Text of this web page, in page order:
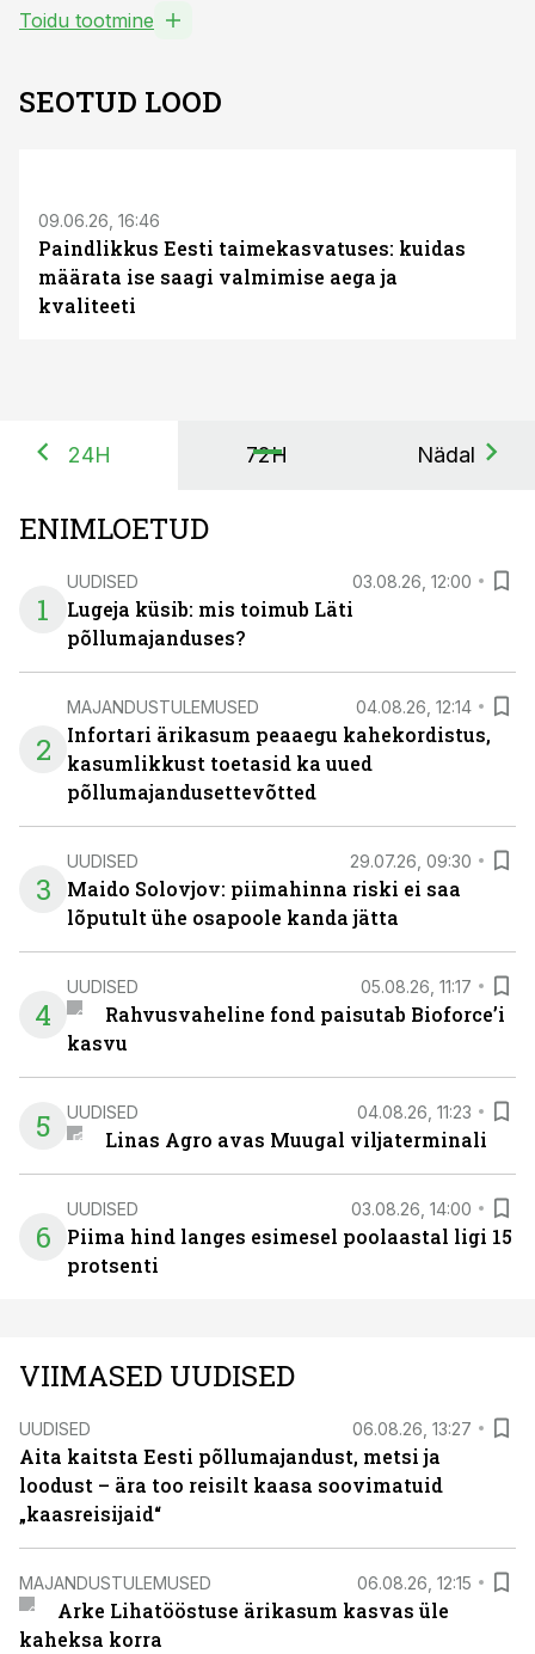
Toidu tootmine
SEOTUD LOOD
09.06.26, 16:46
Paindlikkus Eesti taimekasvatuses: kuidas
määrata ise saagi valmimise aega ja
kvaliteeti
24H 72H Nädal
ENIMLOETUD
1
UUDISED 03.08.26, 12:00
Lugeja küsib: mis toimub Läti
põllumajanduses?
2
MAJANDUSTULEMUSED 04.08.26, 12:14
Infortari ärikasum peaaegu kahekordistus,
kasumlikkust toetasid ka uued
põllumajandusettevõtted
3
UUDISED 29.07.26, 09:30
Maido Solovjov: piimahinna riski ei saa
lõputult ühe osapoole kanda jätta
4
UUDISED 05.08.26, 11:17
Rahvusvaheline fond paisutab Bioforce’i
kasvu
5 UUDISED 04.08.26, 11:23
Linas Agro avas Muugal viljaterminali
6
UUDISED 03.08.26, 14:00
Piima hind langes esimesel poolaastal ligi 15
protsenti
VIIMASED UUDISED
UUDISED 06.08.26, 13:27
Aita kaitsta Eesti põllumajandust, metsi ja
loodust – ära too reisilt kaasa soovimatuid
„kaasreisijaid“
MAJANDUSTULEMUSED 06.08.26, 12:15
Arke Lihatööstuse ärikasum kasvas üle
kaheksa korra